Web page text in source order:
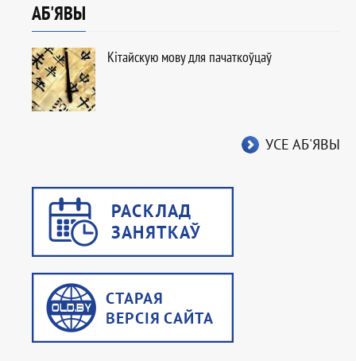
АБ'ЯВЫ
Кітайскую мову для пачаткоўцаў
УСЕ АБ'ЯВЫ